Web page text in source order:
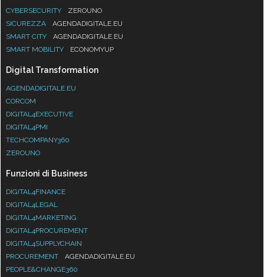
CYBERSECURITY
ZEROUNO
SICUREZZA
AGENDADIGITALE.EU
SMART CITY
AGENDADIGITALE.EU
SMART MOBILITY
ECONOMYUP
Digital Transformation
AGENDADIGITALE.EU
CORCOM
DIGITAL4EXECUTIVE
DIGITAL4PMI
TECHCOMPANY360
ZEROUNO
Funzioni di Business
DIGITAL4FINANCE
DIGITAL4LEGAL
DIGITAL4MARKETING
DIGITAL4PROCUREMENT
DIGITAL4SUPPLYCHAIN
PROCUREMENT
AGENDADIGITALE.EU
PEOPLE&CHANGE360